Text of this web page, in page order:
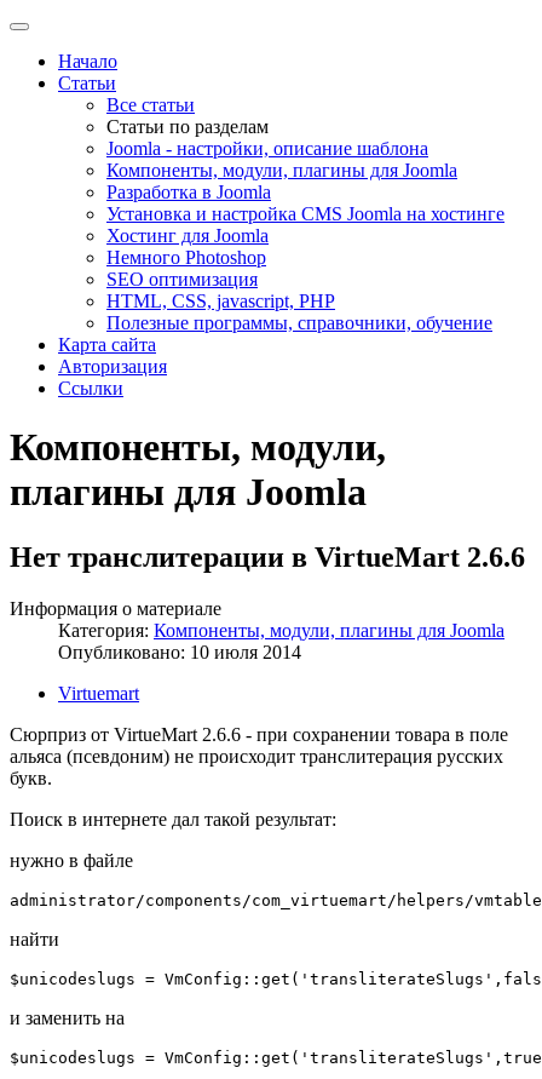
Начало
Статьи
Все статьи
Статьи по разделам
Joomla - настройки, описание шаблона
Компоненты, модули, плагины для Joomla
Разработка в Joomla
Установка и настройка CMS Joomla на хостинге
Хостинг для Joomla
Немного Photoshop
SEO оптимизация
HTML, CSS, javascript, PHP
Полезные программы, справочники, обучение
Карта сайта
Авторизация
Ссылки
Компоненты, модули,
плагины для Joomla
Нет транслитерации в VirtueMart 2.6.6
Информация о материале
Категория: Компоненты, модули, плагины для Joomla
Опубликовано: 10 июля 2014
Virtuemart
Сюрприз от VirtueMart 2.6.6 - при сохранении товара в поле
альяса (псевдоним) не происходит транслитерация русских
букв.
Поиск в интернете дал такой результат:
нужно в файле
administrator/components/com_virtuemart/helpers/
найти
$unicodeslugs =
и заменить на
$unicodeslugs =